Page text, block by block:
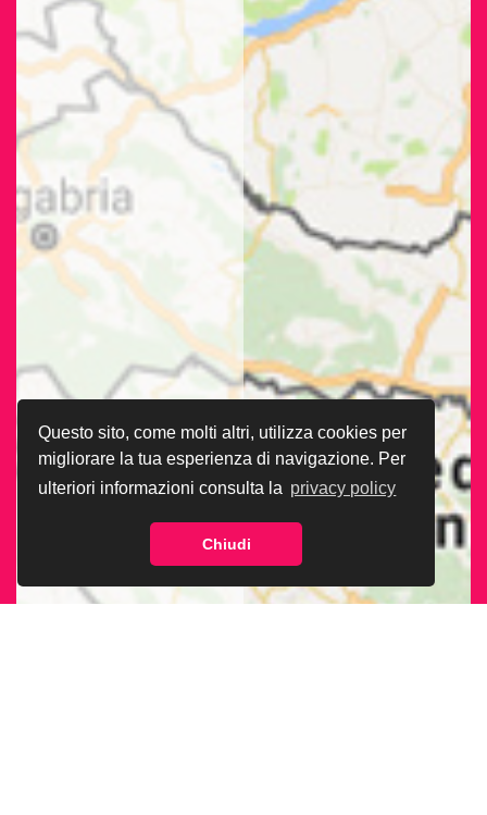
Questo sito, come molti altri, utilizza cookies per
migliorare la tua esperienza di navigazione. Per
ulteriori informazioni consulta la privacy policy
Chiudi